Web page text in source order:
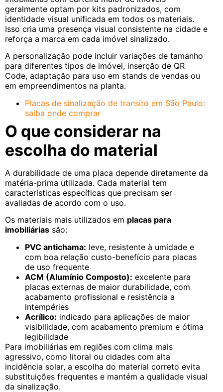
geralmente optam por kits padronizados, com
identidade visual unificada em todos os materiais.
Isso cria uma presença visual consistente na cidade e
reforça a marca em cada imóvel sinalizado.
A personalização pode incluir variações de tamanho
para diferentes tipos de imóvel, inserção de QR
Code, adaptação para uso em stands de vendas ou
em empreendimentos na planta.
Placas de sinalização de transito​ em São Paulo:
saiba onde comprar
O que considerar na
escolha do material
A durabilidade de uma placa depende diretamente da
matéria-prima utilizada. Cada material tem
características específicas que precisam ser
avaliadas de acordo com o uso.
Os materiais mais utilizados em placas para
imobiliárias são:
PVC antichama: leve, resistente à umidade e
com boa relação custo-benefício para placas
de uso frequente
ACM (Alumínio Composto): excelente para
placas externas de maior durabilidade, com
acabamento profissional e resistência a
intempéries
Acrílico: indicado para aplicações de maior
visibilidade, com acabamento premium e ótima
legibilidade
Para imobiliárias em regiões com clima mais
agressivo, como litoral ou cidades com alta
incidência solar, a escolha do material correto evita
substituições frequentes e mantém a qualidade visual
da sinalização.